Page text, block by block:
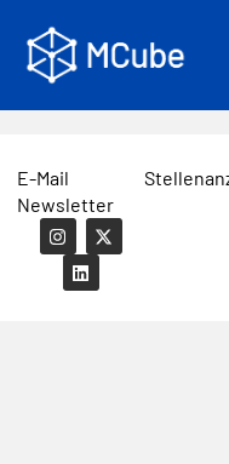
E-Mail
Newsletter